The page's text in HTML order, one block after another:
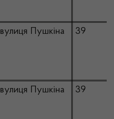
вулиця Пушкіна 39
вулиця Пушкіна 39